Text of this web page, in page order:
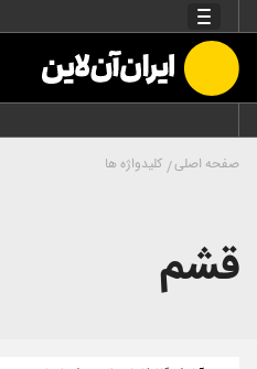
صفحه اصلی کلیدواژه ها
قشم